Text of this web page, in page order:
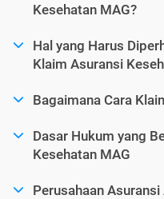
Kesehatan MAG?
Hal yang Harus
Klaim Asuransi
Bagaimana Cara
Dasar Hukum yang
Kesehatan MAG
Perusahaan